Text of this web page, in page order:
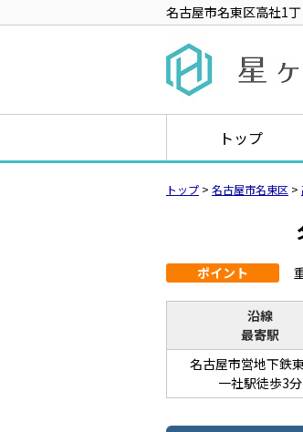
名古屋市名東区高社1
トップ
トップ > 名古屋市名東区 >
ポイント
沿線
最寄駅
名古屋市営地下鉄
一社駅徒歩3分